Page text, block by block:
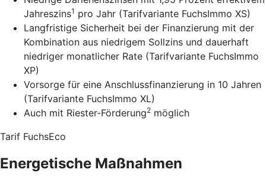
Jahreszins1 pro Jahr (Tarifvariante FuchsImmo XS)
Langfristige Sicherheit bei der Finanzierung mit der
Kombination aus niedrigem Sollzins und dauerhaft
niedriger monatlicher Rate (Tarifvariante FuchsImmo
XP)
Vorsorge für eine Anschlussfinanzierung in 10 Jahren
(Tarifvariante FuchsImmo XL)
Auch mit Riester-Förderung2 möglich
Tarif FuchsEco
Energetische Maßnahmen